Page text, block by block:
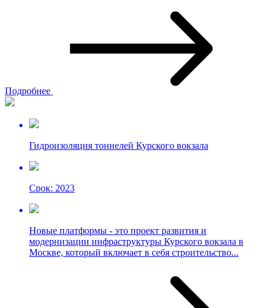
Подробнее
Гидроизоляция тоннелей Курского вокзала
Срок: 2023
Новые платформы - это проект развития и
модернизации инфраструктуры Курского вокзала в
Москве, который включает в себя строительство...